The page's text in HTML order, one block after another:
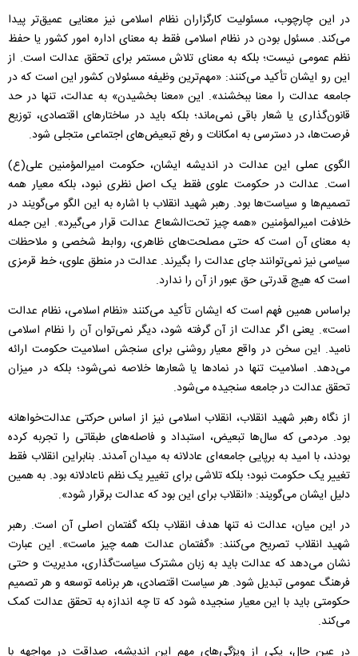
در این چارچوب، مسئولیت کارگزاران نظام اسلامی نیز معنایی عمیق‌تر پیدا
می‌کند. مسئول بودن در نظام اسلامی فقط به معنای اداره امور کشور یا حفظ
نظم عمومی نیست؛ بلکه به معنای تلاش مستمر برای تحقق عدالت است. از
این رو ایشان تأکید می‌کنند: «مهم‌ترین وظیفه مسئولان کشور این است که در
جامعه عدالت را معنا ببخشند». این «معنا بخشیدن» به عدالت، تنها در حد
قانون‌گذاری یا شعار باقی نمی‌ماند؛ بلکه باید در ساختارهای اقتصادی، توزیع
فرصت‌ها، در دسترسی به امکانات و رفع تبعیض‌های اجتماعی متجلی شود.
الگوی عملی این عدالت در اندیشه ایشان، حکومت امیرالمؤمنین علی(ع)
است. عدالت در حکومت علوی فقط یک اصل نظری نبود، بلکه معیار همه
تصمیم‌ها و سیاست‌ها بود. رهبر شهید انقلاب با اشاره به این الگو می‌گویند در
خلافت امیرالمؤمنین «همه چیز تحت‌الشعاع عدالت قرار می‌گیرد». این جمله
به معنای آن است که حتی مصلحت‌های ظاهری، روابط شخصی و ملاحظات
سیاسی نیز نمی‌توانند جای عدالت را بگیرند. عدالت در منطق علوی، خط قرمزی
است که هیچ قدرتی حق عبور از آن را ندارد.
براساس همین فهم است که ایشان تأکید می‌کنند «نظام اسلامی، نظام عدالت
است». یعنی اگر عدالت از آن گرفته شود، دیگر نمی‌توان آن را نظام اسلامی
نامید. این سخن در واقع معیار روشنی برای سنجش اسلامیت حکومت ارائه
می‌دهد. اسلامیت تنها در نمادها یا شعارها خلاصه نمی‌شود؛ بلکه در میزان
تحقق عدالت در جامعه سنجیده می‌شود.
از نگاه رهبر شهید انقلاب، انقلاب اسلامی نیز از اساس حرکتی عدالت‌خواهانه
بود. مردمی که سال‌ها تبعیض، استبداد و فاصله‌های طبقاتی را تجربه کرده
بودند، با امید به برپایی جامعه‌ای عادلانه به میدان آمدند. بنابراین انقلاب فقط
تغییر یک حکومت نبود؛ بلکه تلاشی برای تغییر یک نظم ناعادلانه بود. به همین
دلیل ایشان می‌گویند: «انقلاب برای این بود که عدالت برقرار شود».
در این میان، عدالت نه تنها هدف انقلاب بلکه گفتمان اصلی آن است. رهبر
شهید انقلاب تصریح می‌کنند: «گفتمان عدالت همه چیز ماست». این عبارت
نشان می‌دهد که عدالت باید به زبان مشترک سیاست‌گذاری، مدیریت و حتی
فرهنگ عمومی تبدیل شود. هر سیاست اقتصادی، هر برنامه توسعه و هر تصمیم
حکومتی باید با این معیار سنجیده شود که تا چه اندازه به تحقق عدالت کمک
می‌کند.
در عین حال، یکی از ویژگی‌های مهم این اندیشه، صداقت در مواجهه با